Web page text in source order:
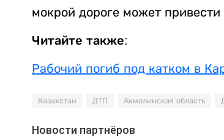
мокрой дороге может
Читайте также:
Рабочий погиб под катком в
Казахстан ДТП Акмолинская область